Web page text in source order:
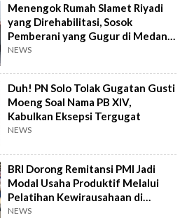
Menengok Rumah Slamet Riyadi
yang Direhabilitasi, Sosok
Pemberani yang Gugur di Medan
Perang
NEWS
Duh! PN Solo Tolak Gugatan Gusti
Moeng Soal Nama PB XIV,
Kabulkan Eksepsi Tergugat
NEWS
BRI Dorong Remitansi PMI Jadi
Modal Usaha Produktif Melalui
Pelatihan Kewirausahaan di
Taiwan
NEWS